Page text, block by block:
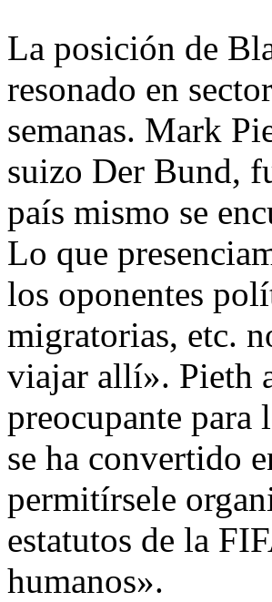
La posición de
resonado en
semanas. Mark
suizo Der Bund,
país mismo se
Lo que
los oponentes
migratorias, etc.
viajar allí». Pieth
preocupante para
se ha convertido
permitírsele
estatutos de la
humanos».